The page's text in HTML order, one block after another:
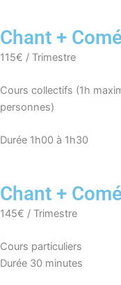
Chant +
115€ / Trimestre
Cours collectifs (1h
personnes)
Durée 1h00 à 1h30
Chant +
145€ / Trimestre
Cours particuliers
Durée 30 minutes